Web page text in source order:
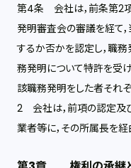
第4条 会社は，前条第2項
発明審査会の審議を経て
するか否かを認定し，職
務発明について特許を受
該職務発明をした者それ
2 会社は，前項の認定及
業者等に，その所属長を経